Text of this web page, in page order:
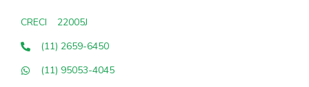
CRECI
22005J
(11) 2659-6450
(11) 95053-4045